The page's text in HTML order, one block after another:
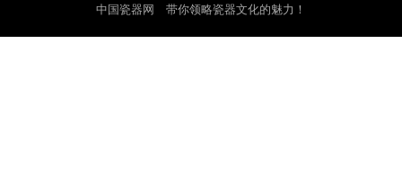
中国瓷器网 带你领略瓷器文化的魅力！